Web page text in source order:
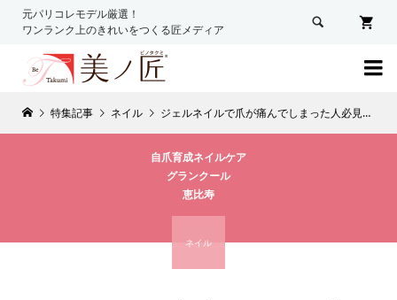
元パリコレモデル厳選！
ワンランク上のきれいをつくる匠メディア


特集記事 ネイル ジェルネイルで爪が痛んでしまった人必見！自爪の健康にこだわった本質的ネイルケアサロン
自爪育成ネイルケア
グランクール
恵比寿
ネイル